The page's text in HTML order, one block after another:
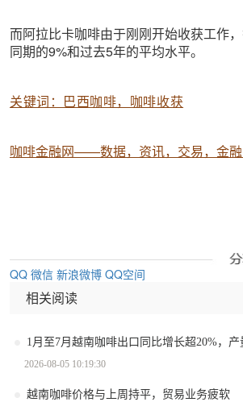
而阿拉比卡咖啡由于刚刚开始收获工作
同期的9%和过去5年的平均水平。
关键词：巴西咖啡，咖啡收获
咖啡金融网——数据，资讯，交易，金
QQ 微信 新浪微博 QQ空间
相关阅读
2026-08-05 10:19:30
越南咖啡价格与上周持平，贸易业务疲软